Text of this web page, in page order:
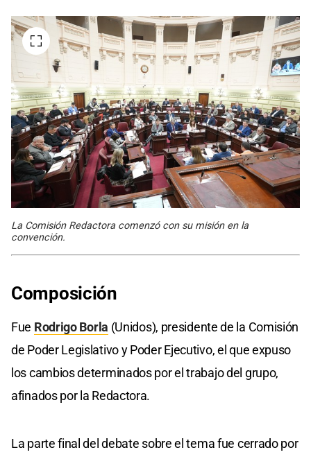
La Comisión Redactora comenzó con su misión en la
convención.
Composición
Fue Rodrigo Borla (Unidos), presidente de la Comisión
de Poder Legislativo y Poder Ejecutivo, el que expuso
los cambios determinados por el trabajo del grupo,
afinados por la Redactora.
La parte final del debate sobre el tema fue cerrado por